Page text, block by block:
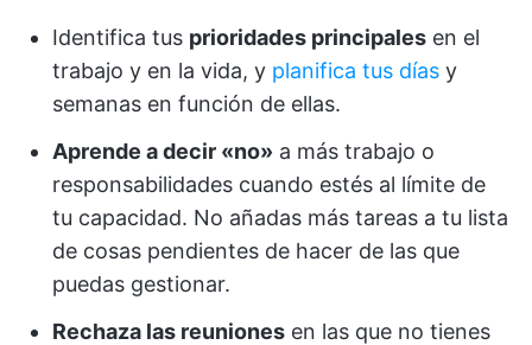
Identifica tus prioridades principales en el
trabajo y en la vida, y planifica tus días y
semanas en función de ellas.
Aprende a decir «no» a más trabajo o
responsabilidades cuando estés al límite de
tu capacidad. No añadas más tareas a tu lista
de cosas pendientes de hacer de las que
puedas gestionar.
Rechaza las reuniones en las que no tienes